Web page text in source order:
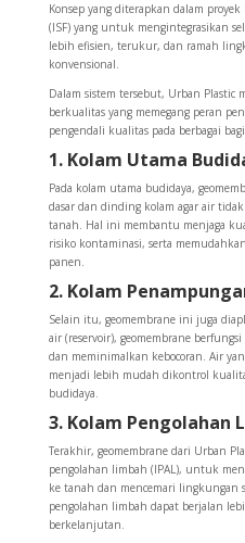
Konsep yang diterapkan dalam
(ISF) yang untuk mengintegrasikan
lebih efisien, terukur, dan ramah
konvensional.
Dalam sistem tersebut, Urban Plastic
berkualitas yang memegang peran
pengendali kualitas pada berbagai
1. Kolam Utama
Pada kolam utama budidaya,
dasar dan dinding kolam agar air
tanah. Hal ini membantu menjaga
risiko kontaminasi, serta
panen.
2. Kolam
Selain itu, geomembrane ini juga
air (reservoir), geomembrane
dan meminimalkan kebocoran. Air
menjadi lebih mudah dikontrol
budidaya.
3. Kolam Pengolahan
Terakhir, geomembrane dari Urban
pengolahan limbah (IPAL), untuk
ke tanah dan mencemari lingkungan
pengolahan limbah dapat berjalan
berkelanjutan.